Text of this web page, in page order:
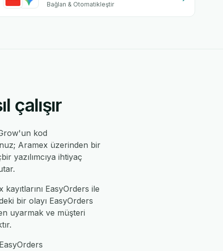
Bağlan & Otomatikleştir
çalışır
kod
Aramex üzerinden bir
yazılımcıya ihtiyaç
EasyOrders ile
bir olayı EasyOrders
uyarmak ve müşteri